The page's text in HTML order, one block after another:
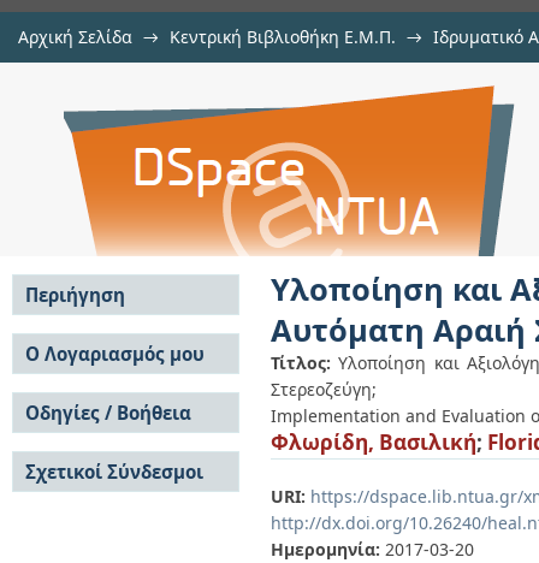
Αρχική Σελίδα → Κεντρική Βιβλιοθήκη Ε.Μ.Π. → Ιδρυματικό
Υλοποίηση και Αξιολόγηση
Συνταύτιση Εικόνας σε
Υλοποίηση και
Αυτόματη Αραιή
Τίτλος: Υλοποίηση και
Στερεοζεύγη;
Implementation and Evaluation
Φλωρίδη, Βασιλική;
URI: https://dspace.lib.ntua.gr/
http://dx.doi.org/10.26240/
Ημερομηνία: 2017-03-20
Περιήγηση
Σε όλο το DSpace
Κοινότητες & Συλλογές
Ανά Ημερομηνία
Έκδοσης
Συγγραφείς
Τίτλοι
Θέματα
Ο Λογαριασμός μου
Σύνδεση
Εγγραφή
Οδηγίες / Βοήθεια
Οδηγίες Υποβολής
Οδηγίες Χρήσης ΙΑ
Συχνές Ερωτήσεις
Σχετικοί Σύνδεσμοι